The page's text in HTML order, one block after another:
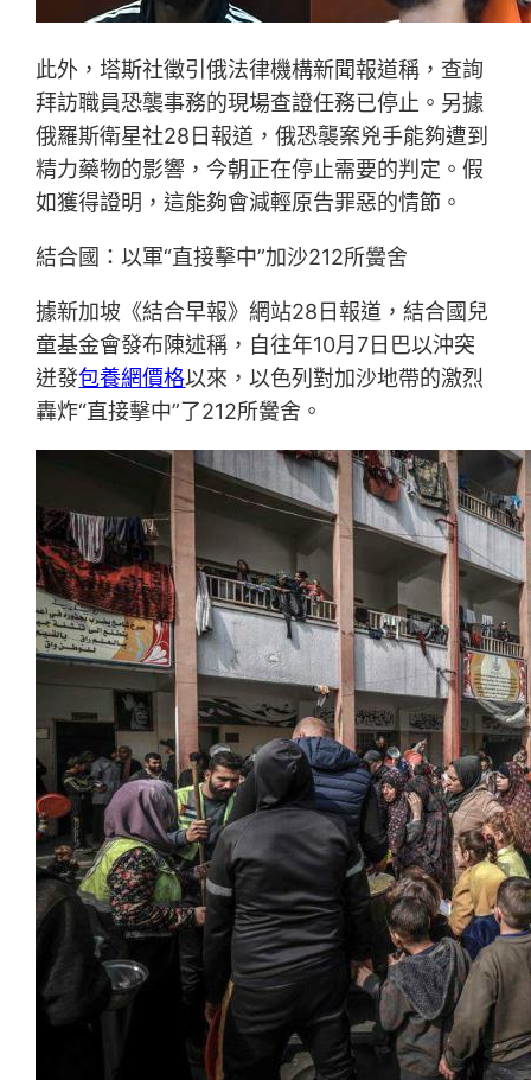
此外，塔斯社徵引俄法律機構新聞報道稱，查詢
拜訪職員恐襲事務的現場查證任務已停止。另據
俄羅斯衛星社28日報道，俄恐襲案兇手能夠遭到
精力藥物的影響，今朝正在停止需要的判定。假
如獲得證明，這能夠會減輕原告罪惡的情節。
結合國：以軍“直接擊中”加沙212所黌舍
據新加坡《結合早報》網站28日報道，結合國兒
童基金會發布陳述稱，自往年10月7日巴以沖突
迸發包養網價格以來，以色列對加沙地帶的激烈
轟炸“直接擊中”了212所黌舍。